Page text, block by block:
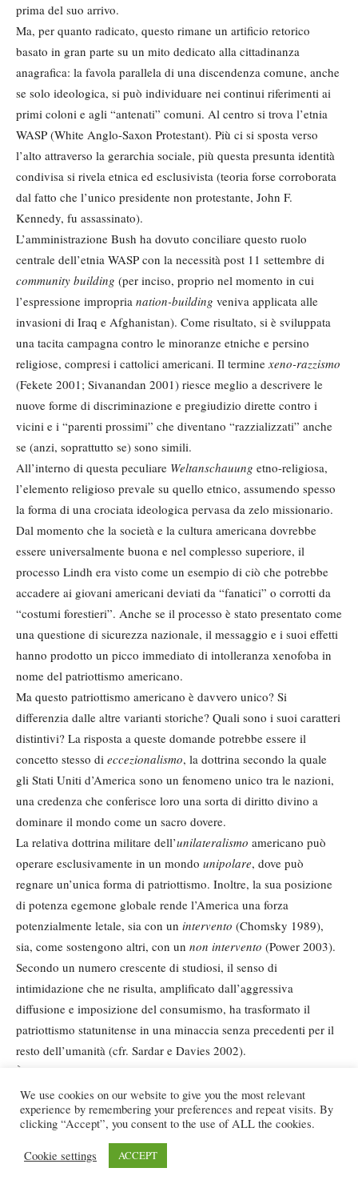
prima del suo arrivo.
Ma, per quanto radicato, questo rimane un artificio retorico
basato in gran parte su un mito dedicato alla cittadinanza
anagrafica: la favola parallela di una discendenza comune, anche
se solo ideologica, si può individuare nei continui riferimenti ai
primi coloni e agli “antenati” comuni. Al centro si trova l’etnia
WASP (White Anglo-Saxon Protestant). Più ci si sposta verso
l’alto attraverso la gerarchia sociale, più questa presunta identità
condivisa si rivela etnica ed esclusivista (teoria forse corroborata
dal fatto che l’unico presidente non protestante, John F.
Kennedy, fu assassinato).
L’amministrazione Bush ha dovuto conciliare questo ruolo
centrale dell’etnia WASP con la necessità post 11 settembre di
community building (per inciso, proprio nel momento in cui
l’espressione impropria nation-building veniva applicata alle
invasioni di Iraq e Afghanistan). Come risultato, si è sviluppata
una tacita campagna contro le minoranze etniche e persino
religiose, compresi i cattolici americani. Il termine xeno-razzismo
(Fekete 2001; Sivanandan 2001) riesce meglio a descrivere le
nuove forme di discriminazione e pregiudizio dirette contro i
vicini e i “parenti prossimi” che diventano “razzializzati” anche
se (anzi, soprattutto se) sono simili.
All’interno di questa peculiare Weltanschauung etno-religiosa,
l’elemento religioso prevale su quello etnico, assumendo spesso
la forma di una crociata ideologica pervasa da zelo missionario.
Dal momento che la società e la cultura americana dovrebbe
essere universalmente buona e nel complesso superiore, il
processo Lindh era visto come un esempio di ciò che potrebbe
accadere ai giovani americani deviati da “fanatici” o corrotti da
“costumi forestieri”. Anche se il processo è stato presentato come
una questione di sicurezza nazionale, il messaggio e i suoi effetti
hanno prodotto un picco immediato di intolleranza xenofoba in
nome del patriottismo americano.
Ma questo patriottismo americano è davvero unico? Si
differenzia dalle altre varianti storiche? Quali sono i suoi caratteri
distintivi? La risposta a queste domande potrebbe essere il
concetto stesso di eccezionalismo, la dottrina secondo la quale
gli Stati Uniti d’America sono un fenomeno unico tra le nazioni,
una credenza che conferisce loro una sorta di diritto divino a
dominare il mondo come un sacro dovere.
La relativa dottrina militare dell’unilateralismo americano può
operare esclusivamente in un mondo unipolare, dove può
regnare un’unica forma di patriottismo. Inoltre, la sua posizione
di potenza egemone globale rende l’America una forza
potenzialmente letale, sia con un intervento (Chomsky 1989),
sia, come sostengono altri, con un non intervento (Power 2003).
Secondo un numero crescente di studiosi, il senso di
intimidazione che ne risulta, amplificato dall’aggressiva
diffusione e imposizione del consumismo, ha trasformato il
patriottismo statunitense in una minaccia senza precedenti per il
resto dell’umanità (cfr. Sardar e Davies 2002).
È in questo senso che il patriottismo americano si rivela davvero
peculiare e le sue conseguenze possono essere ancor più
aberranti (Billig 1995: 154-73). Essendo tradizionalmente
associato all’espansione, esso oscilla tra una dottrinaimperiale
(abbracciata dai paladini della globalizzazione come destino
We use cookies on our website to give you the most relevant
experience by remembering your preferences and repeat visits. By
clicking “Accept”, you consent to the use of ALL the cookies.
Cookie settings ACCEPT